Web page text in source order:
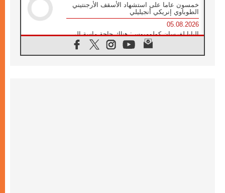
خمسون عاما على استشهاد الأسقف الأرجنتيني
الطوباوي إنريكي أنجيليلي
05.08.2026
البابا لفرسان كولومبوس: هناك حاجة ماسة إلى
أنبياء تناغم يسعون إلى بناء الجسور
04.08.2026